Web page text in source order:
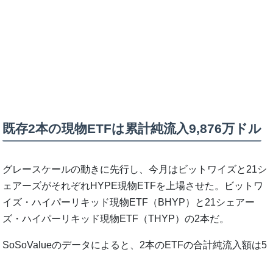
既存2本の現物ETFは累計純流入9,876万ドル
グレースケールの動きに先行し、今月はビットワイズと21シ
ェアーズがそれぞれHYPE現物ETFを上場させた。ビットワ
イズ・ハイパーリキッド現物ETF（BHYP）と21シェアー
ズ・ハイパーリキッド現物ETF（THYP）の2本だ。
SoSoValueのデータによると、2本のETFの合計純流入額は5